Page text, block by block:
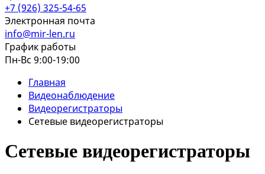
+7 (926) 325-54-65
Электронная почта
info@mir-len.ru
График работы
Пн-Вс 9:00-19:00
Главная
Видеонаблюдение
Видеорегистраторы
Сетевые видеорегистраторы
Сетевые видеорегистраторы